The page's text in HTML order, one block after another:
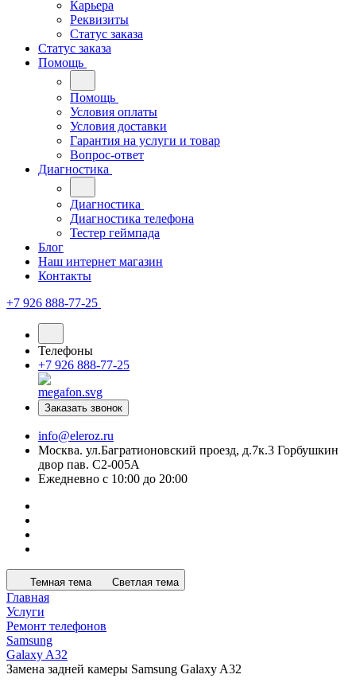
Карьера
Реквизиты
Статус заказа
Статус заказа
Помощь
Помощь
Условия оплаты
Условия доставки
Гарантия на услуги и товар
Вопрос-ответ
Диагностика
Диагностика
Диагностика телефона
Тестер геймпада
Блог
Наш интернет магазин
Контакты
+7 926 888-77-25
Телефоны
+7 926 888-77-25
Заказать звонок
info@eleroz.ru
Москва. ул.Багратионовский проезд, д.7к.3 Горбушкин
двор пав. C2-005A
Ежедневно с 10:00 до 20:00
Темная тема Светлая тема
Главная
Услуги
Ремонт телефонов
Samsung
Galaxy A32
Замена задней камеры Samsung Galaxy A32